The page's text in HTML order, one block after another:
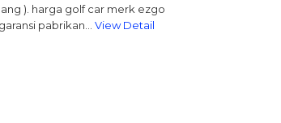
). harga golf car merk ezgo
pabrikan…View Detail